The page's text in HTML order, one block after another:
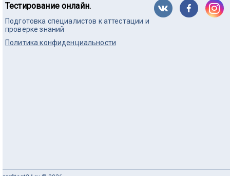
Тестирование онлайн.
Подготовка специалистов к аттестации и
проверке знаний
Политика конфиденциальности